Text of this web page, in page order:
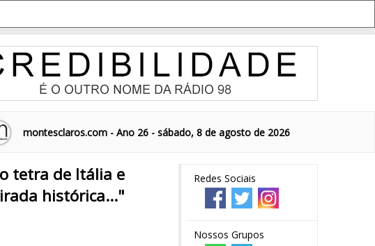
montesclaros.com - Ano 26 - sábado, 8 de agosto de 2026
Redes Sociais
Nossos Grupos
tetra de Itália e
histórica..."